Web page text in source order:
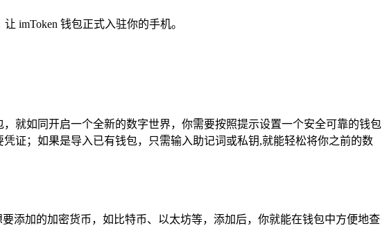
imToken 钱包正式入驻你的手机。
就如同开启一个全新的数字世界，你需要按照提示设置一个安全可靠的钱包
证；如果是导入已有钱包，只需输入助记词或私钥,就能轻松将你之前的数
添加的加密货币，如比特币、以太坊等，添加后，你就能在钱包中方便地查